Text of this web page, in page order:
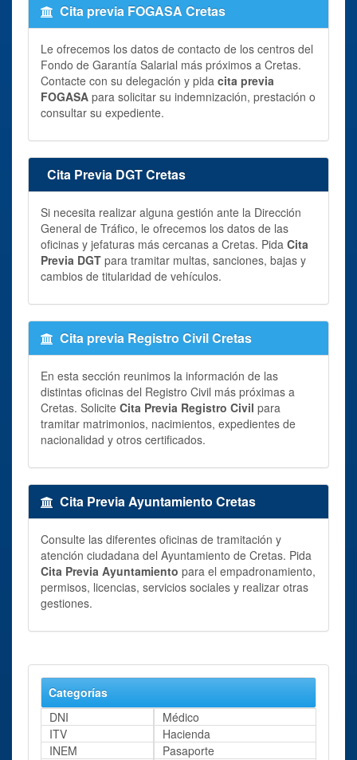
Cita previa FOGASA Cretas
Le ofrecemos los datos de contacto de los centros del
Fondo de Garantía Salarial más próximos a Cretas.
Contacte con su delegación y pida cita previa
FOGASA para solicitar su indemnización, prestación o
consultar su expediente.
Cita Previa DGT Cretas
Si necesita realizar alguna gestión ante la Dirección
General de Tráfico, le ofrecemos los datos de las
oficinas y jefaturas más cercanas a Cretas. Pida Cita
Previa DGT para tramitar multas, sanciones, bajas y
cambios de titularidad de vehículos.
Cita previa Registro Civil Cretas
En esta sección reunimos la información de las
distintas oficinas del Registro Civil más próximas a
Cretas. Solicite Cita Previa Registro Civil para
tramitar matrimonios, nacimientos, expedientes de
nacionalidad y otros certificados.
Cita Previa Ayuntamiento Cretas
Consulte las diferentes oficinas de tramitación y
atención ciudadana del Ayuntamiento de Cretas. Pida
Cita Previa Ayuntamiento para el empadronamiento,
permisos, licencias, servicios sociales y realizar otras
gestiones.
Categorías
DNI
Médico
ITV
Hacienda
INEM
Pasaporte